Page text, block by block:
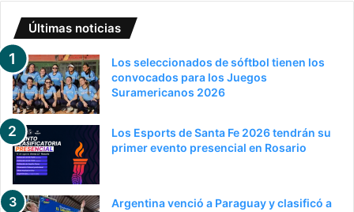
Últimas noticias
Los seleccionados de sóftbol tienen los
convocados para los Juegos
Suramericanos 2026
Los Esports de Santa Fe 2026 tendrán su
primer evento presencial en Rosario
Argentina venció a Paraguay y clasificó a